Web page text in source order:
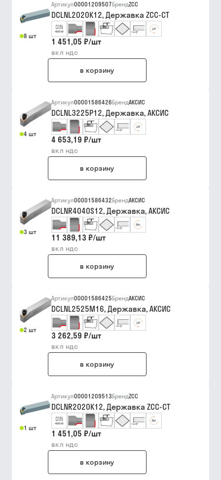
8 шт
Артикул00001209507БрендZCC
DCLNL2020K12, Державка ZCC-CT
1 451,05 ₽/шт
вкл ндс
в корзину
4 шт
Артикул00001586426БрендАКСИС
DCLNL3225P12, Державка, АКСИС
4 653,19 ₽/шт
вкл ндс
в корзину
3 шт
Артикул00001586432БрендАКСИС
DCLNR4040S12, Державка, АКСИС
11 389,13 ₽/шт
вкл ндс
в корзину
2 шт
Артикул00001586425БрендАКСИС
DCLNL2525M16, Державка, АКСИС
3 262,59 ₽/шт
вкл ндс
в корзину
1 шт
Артикул00001209513БрендZCC
DCLNR2020K12, Державка ZCC-CT
1 451,05 ₽/шт
вкл ндс
в корзину